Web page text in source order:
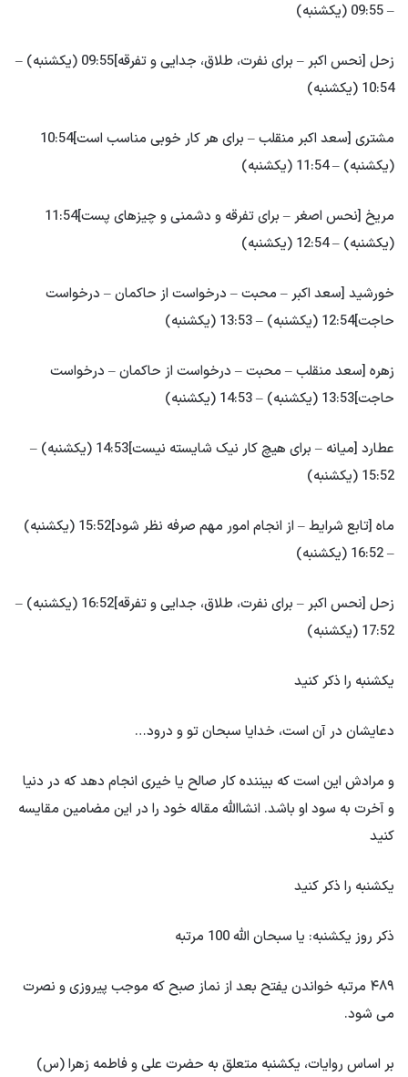
– 09:55 (یکشنبه)
زحل [نحس اکبر – برای نفرت، طلاق، جدایی و تفرقه]09:55 (یکشنبه) –
10:54 (یکشنبه)
مشتری [سعد اکبر منقلب – برای هر کار خوبی مناسب است]10:54
(یکشنبه) – 11:54 (یکشنبه)
مریخ [نحس اصغر – برای تفرقه و دشمنی و چیزهای پست]11:54
(یکشنبه) – 12:54 (یکشنبه)
خورشید [سعد اکبر – محبت – درخواست از حاکمان – درخواست
حاجت]12:54 (یکشنبه) – 13:53 (یکشنبه)
زهره [سعد منقلب – محبت – درخواست از حاکمان – درخواست
حاجت]13:53 (یکشنبه) – 14:53 (یکشنبه)
عطارد [میانه – برای هیچ کار نیک شایسته نیست]14:53 (یکشنبه) –
15:52 (یکشنبه)
ماه [تابع شرایط – از انجام امور مهم صرفه نظر شود]15:52 (یکشنبه)
– 16:52 (یکشنبه)
زحل [نحس اکبر – برای نفرت، طلاق، جدایی و تفرقه]16:52 (یکشنبه) –
17:52 (یکشنبه)
یکشنبه را ذکر کنید
دعایشان در آن است، خدایا سبحان تو و درود…
و مرادش این است که بیننده کار صالح یا خیری انجام دهد که در دنیا
و آخرت به سود او باشد. انشاالله مقاله خود را در این مضامین مقایسه
کنید
یکشنبه را ذکر کنید
ذکر روز یکشنبه: یا سبحان الله 100 مرتبه
۴۸۹ مرتبه خواندن یفتح بعد از نماز صبح که موجب پیروزی و نصرت
می شود.
بر اساس روایات، یکشنبه متعلق به حضرت علی و فاطمه زهرا (س)